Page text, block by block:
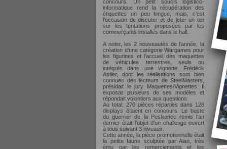
concours. Un petit soucis logistico-
informatique rend la récupération des
étiquettes un peu longue, mais, c’est
l’occasion de discuter et de jeter un œil
sur les tentations proposées par les
commerçants installés dans le hall.
A noter, les 2 nouveautés de l’année, la
création d’une catégorie Wargames pour
les figurines et l’accueil des maquettes
de véhicules terrestres, seuls ou
intégrés dans une vignette. Frédérik
Astier, dont les réalisations sont bien
connues des lecteurs de SteelMasters,
présidait le jury Maquettes/Vignettes. Il
exposait plusieurs de ses modèles et
répondait volontiers aux questions.
Au total, 270 pièces réparties dans 128
displays étaient en concours. Le buste
du guerrier de la Pestilence remis l’an
dernier était l’objet d’un challenge ouvert
à tous suivant 3 niveaux.
Cette année, la pièce promotionnelle était
la petite faune sculptée par Alan, très
ému par les remerciements et les